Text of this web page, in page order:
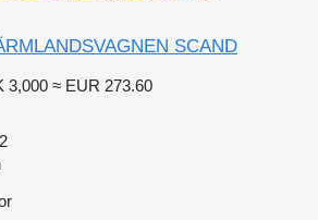
SCAND
3,000 ≈ EUR 273.60
2